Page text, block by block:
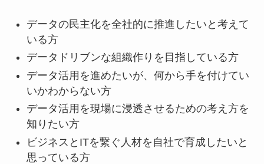
データの民主化を全社的に推進したいと考えて
いる方
データドリブンな組織作りを目指している方
データ活用を進めたいが、何から手を付けてい
いかわからない方
データ活用を現場に浸透させるための考え方を
知りたい方
ビジネスとITを繋ぐ人材を自社で育成したいと
思っている方